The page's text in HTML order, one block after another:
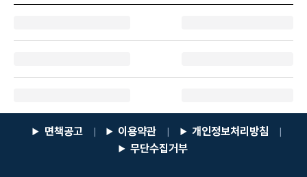
면책공고 | 이용약관 | 개인정보처리방침 |
무단수집거부